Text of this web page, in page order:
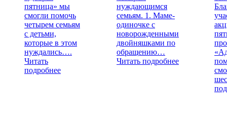
пятница» мы
смогли помочь
четырем семьям
с детьми,
которые в этом
нуждались….
Читать
подробнее
нуждающимся
семьям. 1. Маме-
одиночке с
новорожденными
двойняшками по
обращению…
Читать подробнее